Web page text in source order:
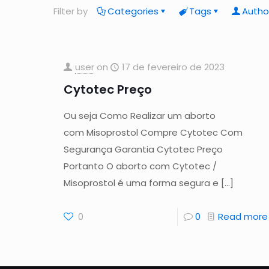
Filter by Categories Tags
user on 17 de fevereiro de 2023
Cytotec Preço
Ou seja Como Realizar um aborto
com Misoprostol Compre Cytotec Com
Segurança Garantia Cytotec Preço
Portanto O aborto com Cytotec /
Misoprostol é uma forma segura e […]
0 0 Read more